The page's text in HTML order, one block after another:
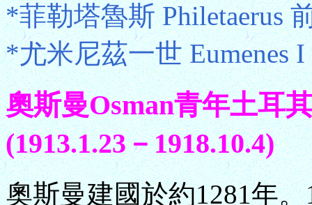
*菲勒塔魯斯 Philetaerus
*尤米尼茲一世 Eumenes
奧斯曼Osman青年土耳
(1913.1.23－1918.10.4)
奧斯曼建國於約1281年